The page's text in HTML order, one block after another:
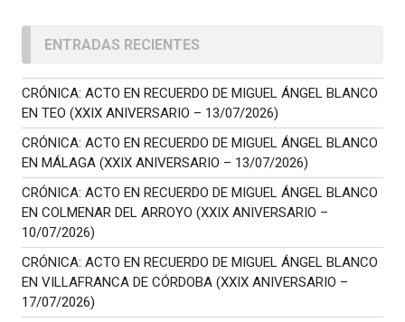
ENTRADAS RECIENTES
CRÓNICA: ACTO EN RECUERDO DE MIGUEL ÁNGEL BLANCO
EN TEO (XXIX ANIVERSARIO – 13/07/2026)
CRÓNICA: ACTO EN RECUERDO DE MIGUEL ÁNGEL BLANCO
EN MÁLAGA (XXIX ANIVERSARIO – 13/07/2026)
CRÓNICA: ACTO EN RECUERDO DE MIGUEL ÁNGEL BLANCO
EN COLMENAR DEL ARROYO (XXIX ANIVERSARIO –
10/07/2026)
CRÓNICA: ACTO EN RECUERDO DE MIGUEL ÁNGEL BLANCO
EN VILLAFRANCA DE CÓRDOBA (XXIX ANIVERSARIO –
17/07/2026)